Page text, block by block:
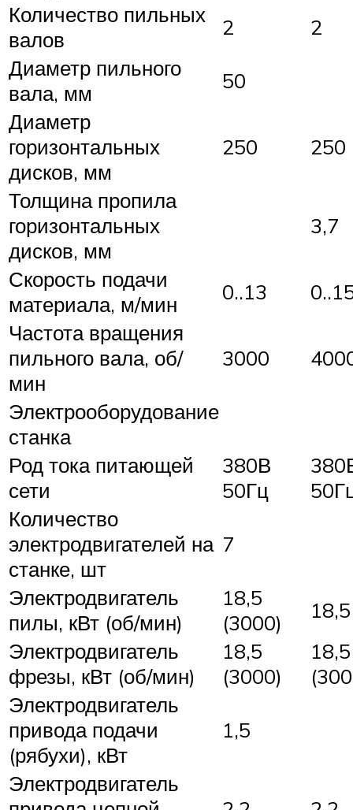
Количество пильных
валов
2
2
Диаметр пильного
вала, мм
50
Диаметр
горизонтальных
дисков, мм
250 250
Толщина пропила
горизонтальных
дисков, мм
3,7
Скорость подачи
материала, м/мин
0..13
Частота вращения
пильного вала, об/
мин
3000
Электрооборудование
станка
Род тока питающей
сети
380В
50Гц
Количество
электродвигателей на
станке, шт
7
Электродвигатель
пилы, кВт (об/мин)
18,5
(3000)
18,5
Электродвигатель
фрезы, кВт (об/мин)
18,5
(3000)
18,5
Электродвигатель
привода подачи
(рябухи), кВт
1,5
Электродвигатель